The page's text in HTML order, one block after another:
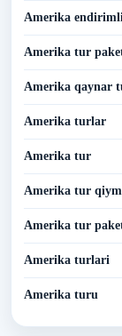
Amerika
Amerika tur
Amerika qaynar
Amerika turlar
Amerika tur
Amerika tur
Amerika tur
Amerika turlari
Amerika turu